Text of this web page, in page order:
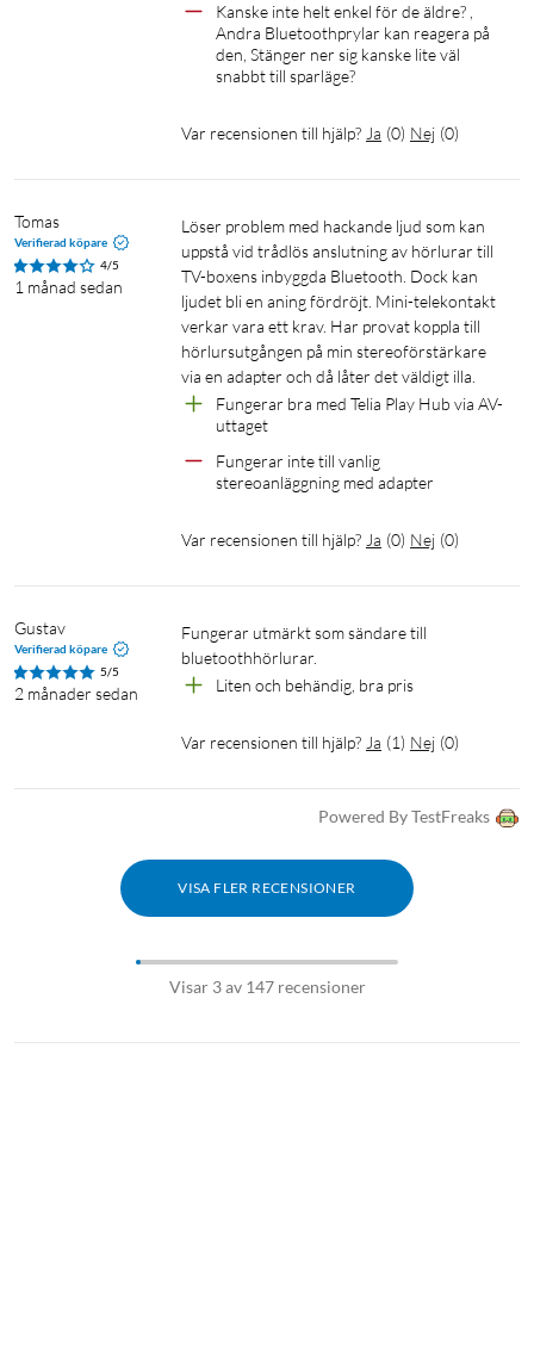
Kanske inte helt enkel för de äldre? ,
Andra Bluetoothprylar kan reagera på
den, Stänger ner sig kanske lite väl
snabbt till sparläge?
Var recensionen till hjälp? Ja (0) Nej (0)
Tomas
Verifierad köpare
4/5
1 månad sedan
Löser problem med hackande ljud som kan
uppstå vid trådlös anslutning av hörlurar till
TV-boxens inbyggda Bluetooth. Dock kan
ljudet bli en aning fördröjt. Mini-telekontakt
verkar vara ett krav. Har provat koppla till
hörlursutgången på min stereoförstärkare
via en adapter och då låter det väldigt illa.
Fungerar bra med Telia Play Hub via AV-
uttaget
Fungerar inte till vanlig
stereoanläggning med adapter
Var recensionen till hjälp? Ja (0) Nej (0)
Gustav
Verifierad köpare
5/5
2 månader sedan
Fungerar utmärkt som sändare till
bluetoothhörlurar.
Liten och behändig, bra pris
Var recensionen till hjälp? Ja (1) Nej (0)
Powered By TestFreaks
VISA FLER RECENSIONER
Visar 3 av 147 recensioner